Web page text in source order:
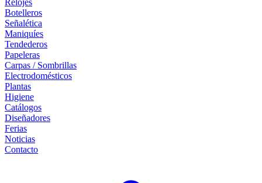
Relojes
Botelleros
Señalética
Maniquíes
Tendederos
Papeleras
Carpas / Sombrillas
Electrodomésticos
Plantas
Higiene
Catálogos
Diseñadores
Ferias
Noticias
Contacto